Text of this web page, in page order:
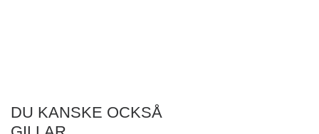
DU KANSKE OCKSÅ